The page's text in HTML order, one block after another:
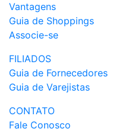
Vantagens
Guia de Shoppings
Associe-se
FILIADOS
Guia de Fornecedores
Guia de Varejistas
CONTATO
Fale Conosco